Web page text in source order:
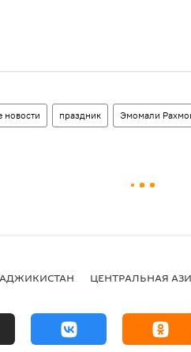
новости праздник Эмомали
ЦЕНТРАЛЬНАЯ